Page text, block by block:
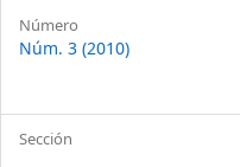
Article
Details
Número
Núm. 3 (2010)
Sección